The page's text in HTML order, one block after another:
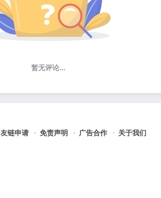
暂无评论...
友链申请 免责声明 广告合作 关于我们